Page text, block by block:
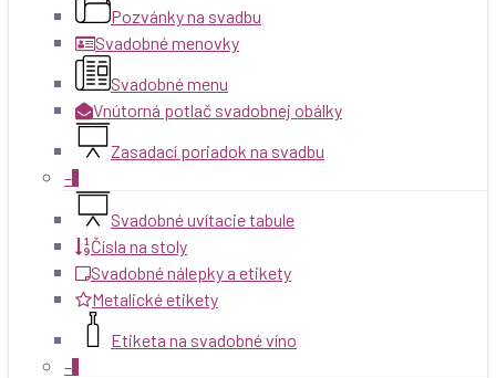
Pozvánky na svadbu
Svadobné menovky
Svadobné menu
Vnútorná potlač svadobnej obálky
Zasadací poriadok na svadbu
–
Svadobné uvítacie tabule
Čísla na stoly
Svadobné nálepky a etikety
Metalické etikety
Etiketa na svadobné víno
–